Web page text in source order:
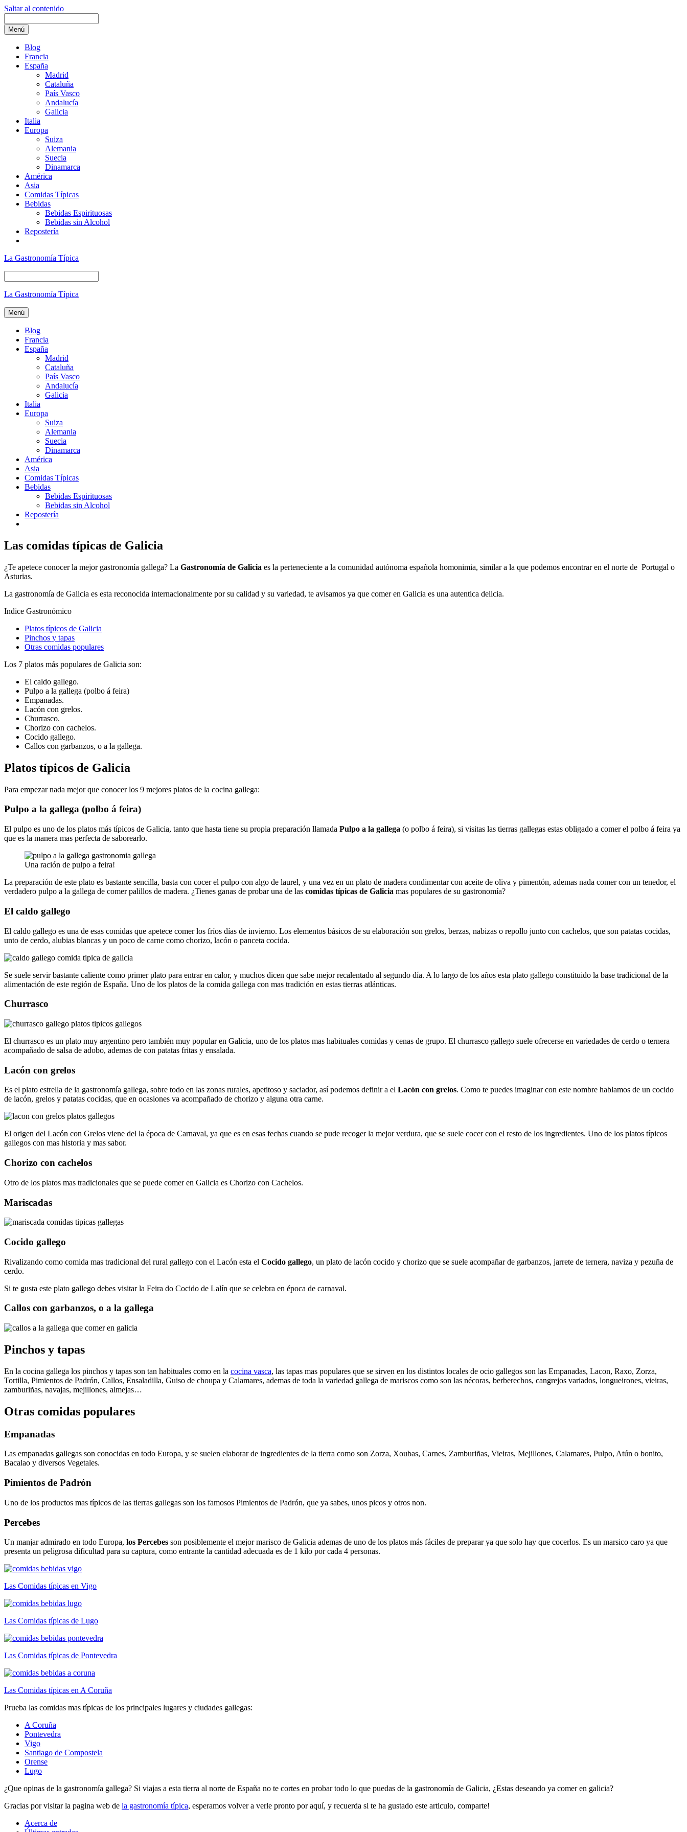
Saltar al contenido
Menú
Blog
Francia
España
Madrid
Cataluña
País Vasco
Andalucía
Galicia
Italia
Europa
Suiza
Alemania
Suecia
Dinamarca
América
Asia
Comidas Típicas
Bebidas
Bebidas Espirituosas
Bebidas sin Alcohol
Repostería
La Gastronomía Típica
La Gastronomía Típica
Menú
Blog
Francia
España
Madrid
Cataluña
País Vasco
Andalucía
Galicia
Italia
Europa
Suiza
Alemania
Suecia
Dinamarca
América
Asia
Comidas Típicas
Bebidas
Bebidas Espirituosas
Bebidas sin Alcohol
Repostería
Las comidas típicas de Galicia
¿Te apetece conocer la mejor gastronomía gallega? La Gastronomía de Galicia es la perteneciente a la comunidad autónoma española homonimia, similar a la que podemos encontrar en el norte de Portugal o
Asturias.
La gastronomía de Galicia es esta reconocida internacionalmente por su calidad y su variedad, te avisamos ya que comer en Galicia es una autentica delicia.
Indice Gastronómico
Platos típicos de Galicia
Pinchos y tapas
Otras comidas populares
Los 7 platos más populares de Galicia son:
El caldo gallego.
Pulpo a la gallega (polbo á feira)
Empanadas.
Lacón con grelos.
Churrasco.
Chorizo con cachelos.
Cocido gallego.
Callos con garbanzos, o a la gallega.
Platos típicos de Galicia
Para empezar nada mejor que conocer los 9 mejores platos de la cocina gallega:
Pulpo a la gallega (polbo á feira)
El pulpo es uno de los platos más típicos de Galicia, tanto que hasta tiene su propia preparación llamada Pulpo a la gallega (o polbo á feira), si visitas las tierras gallegas estas obligado a comer el polbo á feira ya
que es la manera mas perfecta de saborearlo.
Una ración de pulpo a feira!
La preparación de este plato es bastante sencilla, basta con cocer el pulpo con algo de laurel, y una vez en un plato de madera condimentar con aceite de oliva y pimentón, ademas nada comer con un tenedor, el
verdadero pulpo a la gallega de comer palillos de madera. ¿Tienes ganas de probar una de las comidas típicas de Galicia mas populares de su gastronomía?
El caldo gallego
El caldo gallego es una de esas comidas que apetece comer los fríos días de invierno. Los elementos básicos de su elaboración son grelos, berzas, nabizas o repollo junto con cachelos, que son patatas cocidas,
unto de cerdo, alubias blancas y un poco de carne como chorizo, lacón o panceta cocida.
Se suele servir bastante caliente como primer plato para entrar en calor, y muchos dicen que sabe mejor recalentado al segundo día. A lo largo de los años esta plato gallego constituido la base tradicional de la
alimentación de este región de España. Uno de los platos de la comida gallega con mas tradición en estas tierras atlánticas.
Churrasco
El churrasco es un plato muy argentino pero también muy popular en Galicia, uno de los platos mas habituales comidas y cenas de grupo. El churrasco gallego suele ofrecerse en variedades de cerdo o ternera
acompañado de salsa de adobo, ademas de con patatas fritas y ensalada.
Lacón con grelos
Es el plato estrella de la gastronomía gallega, sobre todo en las zonas rurales, apetitoso y saciador, así podemos definir a el Lacón con grelos. Como te puedes imaginar con este nombre hablamos de un cocido
de lacón, grelos y patatas cocidas, que en ocasiones va acompañado de chorizo y alguna otra carne.
El origen del Lacón con Grelos viene del la época de Carnaval, ya que es en esas fechas cuando se pude recoger la mejor verdura, que se suele cocer con el resto de los ingredientes. Uno de los platos típicos
gallegos con mas historia y mas sabor.
Chorizo con cachelos
Otro de los platos mas tradicionales que se puede comer en Galicia es Chorizo con Cachelos.
Mariscadas
Cocido gallego
Rivalizando como comida mas tradicional del rural gallego con el Lacón esta el Cocido gallego, un plato de lacón cocido y chorizo que se suele acompañar de garbanzos, jarrete de ternera, naviza y pezuña de
cerdo.
Si te gusta este plato gallego debes visitar la Feira do Cocido de Lalín que se celebra en época de carnaval.
Callos con garbanzos, o a la gallega
Pinchos y tapas
En la cocina gallega los pinchos y tapas son tan habituales como en la cocina vasca, las tapas mas populares que se sirven en los distintos locales de ocio gallegos son las Empanadas, Lacon, Raxo, Zorza,
Tortilla, Pimientos de Padrón, Callos, Ensaladilla, Guiso de choupa y Calamares, ademas de toda la variedad gallega de mariscos como son las nécoras, berberechos, cangrejos variados, longueirones, vieiras,
zamburiñas, navajas, mejillones, almejas…
Otras comidas populares
Empanadas
Las empanadas gallegas son conocidas en todo Europa, y se suelen elaborar de ingredientes de la tierra como son Zorza, Xoubas, Carnes, Zamburiñas, Vieiras, Mejillones, Calamares, Pulpo, Atún o bonito,
Bacalao y diversos Vegetales.
Pimientos de Padrón
Uno de los productos mas típicos de las tierras gallegas son los famosos Pimientos de Padrón, que ya sabes, unos picos y otros non.
Percebes
Un manjar admirado en todo Europa, los Percebes son posiblemente el mejor marisco de Galicia ademas de uno de los platos más fáciles de preparar ya que solo hay que cocerlos. Es un marsico caro ya que
presenta un peligrosa dificultad para su captura, como entrante la cantidad adecuada es de 1 kilo por cada 4 personas.
Las Comidas típicas en Vigo
Las Comidas típicas de Lugo
Las Comidas típicas de Pontevedra
Las Comidas típicas en A Coruña
Prueba las comidas mas típicas de los principales lugares y ciudades gallegas:
A Coruña
Pontevedra
Vigo
Santiago de Compostela
Orense
Lugo
¿Que opinas de la gastronomía gallega? Si viajas a esta tierra al norte de España no te cortes en probar todo lo que puedas de la gastronomía de Galicia, ¿Estas deseando ya comer en galicia?
Gracias por visitar la pagina web de la gastronomía típica, esperamos volver a verle pronto por aquí, y recuerda si te ha gustado este articulo, comparte!
Acerca de